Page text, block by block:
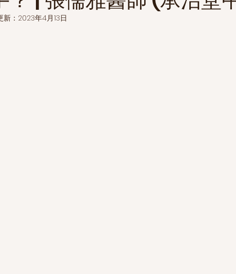
新： 2023年4月13日